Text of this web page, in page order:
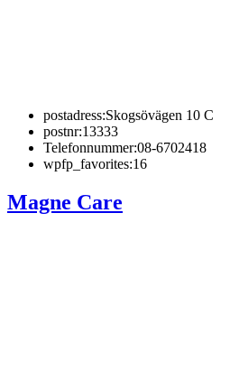
postadress:Skogsövägen 10 C
postnr:13333
Telefonnummer:08-6702418
wpfp_favorites:16
Magne Care